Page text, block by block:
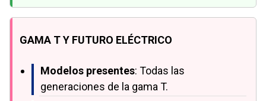
GAMA T Y FUTURO ELÉCTRICO
Modelos presentes: Todas las
generaciones de la gama T.